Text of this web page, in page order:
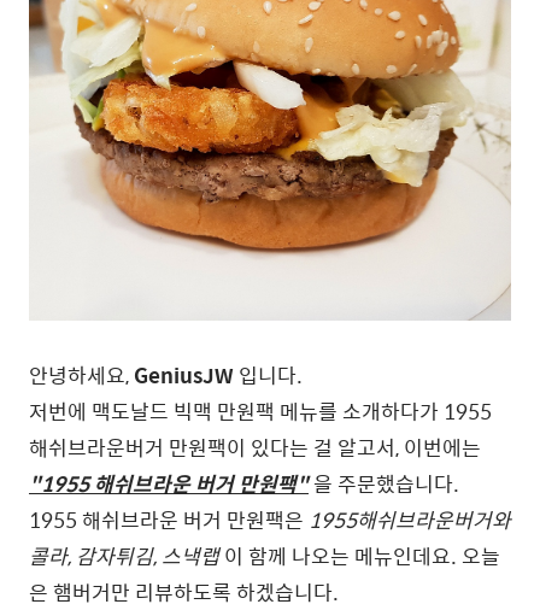
안녕하세요,GeniusJW입니다.
저번에 맥도날드 빅맥 만원팩 메뉴를 소개하다가 1955
해쉬브라운버거 만원팩이 있다는 걸 알고서, 이번에는
"1955 해쉬브라운 버거 만원팩"을 주문했습니다.
1955 해쉬브라운 버거 만원팩은 1955해쉬브라운버거와
콜라, 감자튀김, 스낵랩이 함께 나오는 메뉴인데요. 오늘
은 햄버거만 리뷰하도록 하겠습니다.